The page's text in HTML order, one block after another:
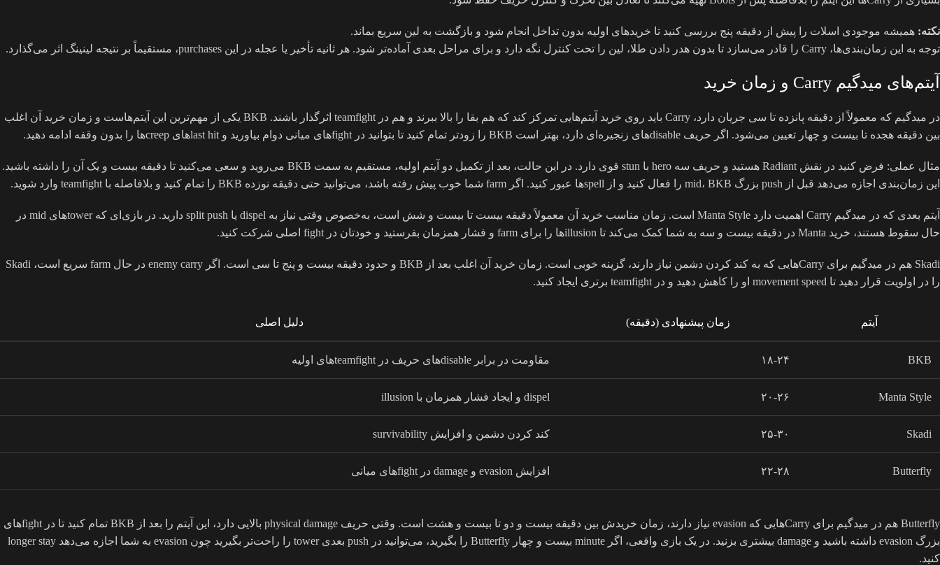
نکته: همیشه موجودی اسلات را پیش از دقیقه پنج بررسی کنید تا خریدهای اولیه بدون تداخل انجام شود و بازگشت به لین سریع بماند.
توجه به این زمان‌بندی‌ها، Carry را قادر می‌سازد تا بدون هدر دادن طلا، لین را تحت کنترل نگه دارد و برای مراحل بعدی آماده‌تر شود. هر ثانیه تأخیر یا عجله در این purchases، مستقیماً بر نتیجه لینینگ اثر می‌گذارد.
آیتم‌های میدگیم Carry و زمان خرید
در میدگیم که معمولاً از دقیقه پانزده تا سی جریان دارد، Carry باید روی خرید آیتم‌هایی تمرکز کند که هم بقا را بالا ببرند و هم در teamfight اثرگذار باشند. BKB یکی از مهم‌ترین این آیتم‌هاست و زمان خرید آن اغلب
بین دقیقه هجده تا بیست و چهار تعیین می‌شود. اگر حریف disableهای زنجیره‌ای دارد، بهتر است BKB را زودتر تمام کنید تا بتوانید در fightهای میانی دوام بیاورید و last hitهای creepها را بدون وقفه ادامه دهید.
مثال عملی: فرض کنید در نقش Radiant هستید و حریف سه hero با stun قوی دارد. در این حالت، بعد از تکمیل دو آیتم اولیه، مستقیم به سمت BKB می‌روید و سعی می‌کنید تا دقیقه بیست و یک آن را داشته باشید.
این زمان‌بندی اجازه می‌دهد قبل از push بزرگ mid، BKB را فعال کنید و از spellها عبور کنید. اگر farm شما خوب پیش رفته باشد، می‌توانید حتی دقیقه نوزده BKB را تمام کنید و بلافاصله با teamfight وارد شوید.
آیتم بعدی که در میدگیم Carry اهمیت دارد Manta Style است. زمان مناسب خرید آن معمولاً دقیقه بیست تا بیست و شش است، به‌خصوص وقتی نیاز به dispel یا split push دارید. در بازی‌ای که towerهای mid در
حال سقوط هستند، خرید Manta در دقیقه بیست و سه به شما کمک می‌کند تا illusionها را برای farm و فشار همزمان بفرستید و خودتان در fight اصلی شرکت کنید.
Skadi هم در میدگیم برای Carryهایی که به کند کردن دشمن نیاز دارند، گزینه خوبی است. زمان خرید آن اغلب بعد از BKB و حدود دقیقه بیست و پنج تا سی است. اگر enemy carry در حال farm سریع است، Skadi
را در اولویت قرار دهید تا movement speed او را کاهش دهید و در teamfight برتری ایجاد کنید.
آیتم زمان پیشنهادی (دقیقه) دلیل اصلی
BKB ۱۸-۲۴ مقاومت در برابر disableهای حریف در teamfightهای اولیه
Manta Style ۲۰-۲۶ dispel و ایجاد فشار همزمان با illusion
Skadi ۲۵-۳۰ کند کردن دشمن و افزایش survivability
Butterfly ۲۲-۲۸ افزایش evasion و damage در fightهای میانی
Butterfly هم در میدگیم برای Carryهایی که evasion نیاز دارند، زمان خریدش بین دقیقه بیست و دو تا بیست و هشت است. وقتی حریف physical damage بالایی دارد، این آیتم را بعد از BKB تمام کنید تا در fightهای
بزرگ evasion داشته باشید و damage بیشتری بزنید. در یک بازی واقعی، اگر minute بیست و چهار Butterfly را بگیرید، می‌توانید در push بعدی tower را راحت‌تر بگیرید چون evasion به شما اجازه می‌دهد longer stay
کنید.